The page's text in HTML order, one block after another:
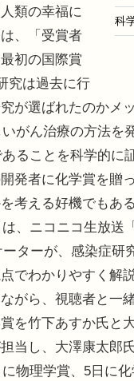
類の幸福に
、「受賞者
初の国際賞
究は過去に行
が選ばれたのかメ
がん治療の方法を
ることを科学的に
発者に化学賞を贈
考える好機でもあ
、ニコニコ生放送
ターが、感染症研
でわかりやすく解
がら、視聴者と一
を竹下あすか氏と
当し、大澤康太郎
物理学賞、5日に